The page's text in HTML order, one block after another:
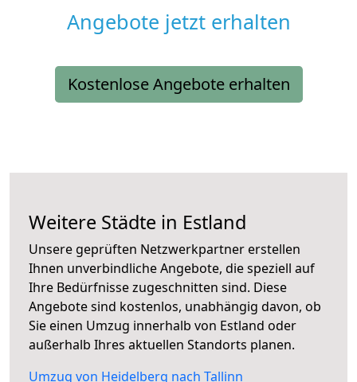
Angebote jetzt erhalten
Kostenlose Angebote erhalten
Weitere Städte in Estland
Unsere geprüften Netzwerkpartner erstellen
Ihnen unverbindliche Angebote, die speziell auf
Ihre Bedürfnisse zugeschnitten sind. Diese
Angebote sind kostenlos, unabhängig davon, ob
Sie einen Umzug innerhalb von Estland oder
außerhalb Ihres aktuellen Standorts planen.
Umzug von Heidelberg nach Tallinn